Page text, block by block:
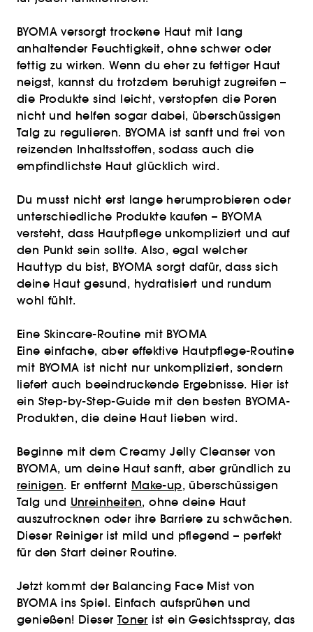
BYOMA versorgt trockene Haut mit lang
anhaltender Feuchtigkeit, ohne schwer oder
fettig zu wirken. Wenn du eher zu fettiger Haut
neigst, kannst du trotzdem beruhigt zugreifen –
die Produkte sind leicht, verstopfen die Poren
nicht und helfen sogar dabei, überschüssigen
Talg zu regulieren. BYOMA ist sanft und frei von
reizenden Inhaltsstoffen, sodass auch die
empfindlichste Haut glücklich wird.
Du musst nicht erst lange herumprobieren oder
unterschiedliche Produkte kaufen – BYOMA
versteht, dass Hautpflege unkompliziert und auf
den Punkt sein sollte. Also, egal welcher
Hauttyp du bist, BYOMA sorgt dafür, dass sich
deine Haut gesund, hydratisiert und rundum
wohl fühlt.
Eine Skincare-Routine mit BYOMA
Eine einfache, aber effektive Hautpflege-Routine
mit BYOMA ist nicht nur unkompliziert, sondern
liefert auch beeindruckende Ergebnisse. Hier ist
ein Step-by-Step-Guide mit den besten BYOMA-
Produkten, die deine Haut lieben wird.
Beginne mit dem Creamy Jelly Cleanser von
BYOMA, um deine Haut sanft, aber gründlich zu
reinigen. Er entfernt Make-up, überschüssigen
Talg und Unreinheiten, ohne deine Haut
auszutrocknen oder ihre Barriere zu schwächen.
Dieser Reiniger ist mild und pflegend – perfekt
für den Start deiner Routine.
Jetzt kommt der Balancing Face Mist von
BYOMA ins Spiel. Einfach aufsprühen und
genießen! Dieser Toner ist ein Gesichtsspray, das